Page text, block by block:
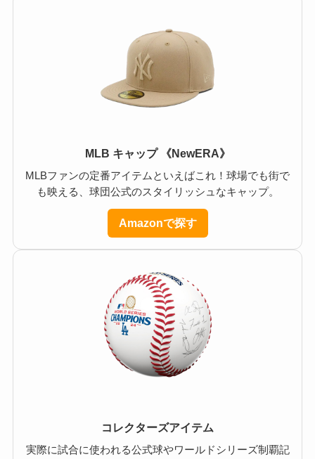
MLB キャップ 《NewERA》
MLBファンの定番アイテムといえばこれ！球場でも街で
も映える、球団公式のスタイリッシュなキャップ。
Amazonで探す
コレクターズアイテム
実際に試合に使われる公式球やワールドシリーズ制覇記